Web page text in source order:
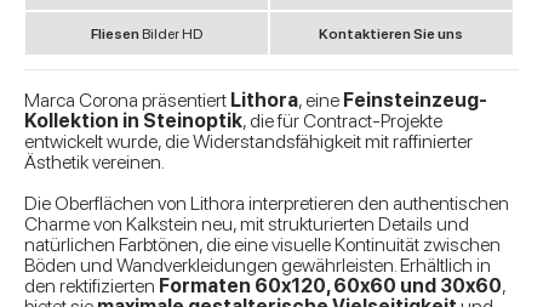
Fliesen Bilder HD Kontaktieren Sie uns
Marca Corona präsentiert Lithora, eine Feinsteinzeug-
Kollektion in Steinoptik, die für Contract-Projekte
entwickelt wurde, die Widerstandsfähigkeit mit raffinierter
Ästhetik vereinen.
Die Oberflächen von Lithora interpretieren den authentischen
Charme von Kalkstein neu, mit strukturierten Details und
natürlichen Farbtönen, die eine visuelle Kontinuität zwischen
Böden und Wandverkleidungen gewährleisten. Erhältlich in
den rektifizierten Formaten 60x120, 60x60 und 30x60,